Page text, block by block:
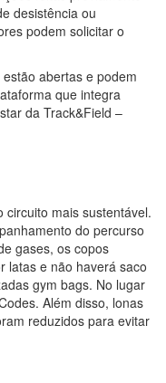
desistência ou
podem solicitar o
abertas e podem
que integra
da Track&Field –
circuito mais sustentável.
do percurso
gases, os copos
latas e não haverá saco
gym bags. No lugar
Além disso, lonas
reduzidos para evitar